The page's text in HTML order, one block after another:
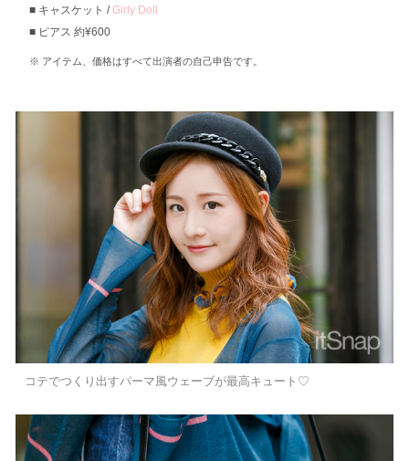
キャスケット /Girly Doll
ピアス 約¥600
アイテム、価格はすべて出演者の自己申告です。
コテでつくり出すパーマ風ウェーブが最高キュート♡